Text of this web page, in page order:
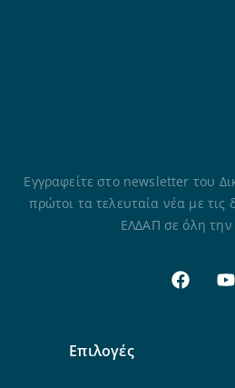
Εγγραφείτε στο newsletter του
πρώτοι τα τελευταία νέα με τις
ΕΛΔΑΠ σε όλη
Επιλογές